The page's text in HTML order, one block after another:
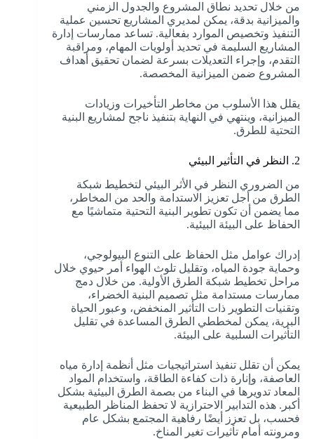
من خلال تحديد نطاق المشروع والجدول الزمني
والميزانية بدقة، يمكن لمديري المشاريع تحسين عملية
التنفيذ وتخصيص الموارد بفعالية. تساعد ممارسات إدارة
المشاريع السليمة في تحديد أولويات المهام، ومراقبة
التقدم، وإجراء التعديلات بسرعة لضمان تحقيق أهداف
المشروع ضمن الميزانية المخصصة.
يقلل هذا الأسلوب من مخاطر التأخيرات وزيادات
الميزانية، وينتهي في النهاية بتنفيذ ناجح لمشاريع البنية
التحتية للطرق.
2. النظر في التأثير البيئي
من الضروري النظر في الأثر البيئي لتخطيط شبكة
الطرق من أجل تعزيز الاستدامة والحد من المخاطر،
مما يضمن أن تكون تطوير البنية التحتية متماشيًا مع
الحفاظ على البيئة البيئية.
إدراك عوامل مثل الحفاظ على التنوع البيولوجي،
وحماية جودة المياه، وتقليل تلوث الهواء أمر حيوي خلال
مراحل تخطيط شبكة الطرق الأولية. من خلال دمج
ممارسات مستدامة مثل تصميم البنية الخضراء،
وتقنيات التطوير ذات التأثير المنخفض، وعبور الحياة
البرية، يمكن لمخططي الطرق المساعدة في تقليل
التأثيرات السلبية على البيئة.
يمكن أن تقلل تنفيذ استراتيجيات مثل أنظمة إدارة مياه
العاصفة، وإنارة ذات كفاءة الطاقة، واستخدام المواد
المعاد تدويرها في البناء من بصمة الطرق البيئية بشكل
أكبر. هذه التدابير الاحترازية لا تحفظ المناظر الطبيعية
فحسب، بل تعزز أيضًا رفاهية المجتمع بشكل عام
ومرونته أمام تأثيرات تغير المناخ.